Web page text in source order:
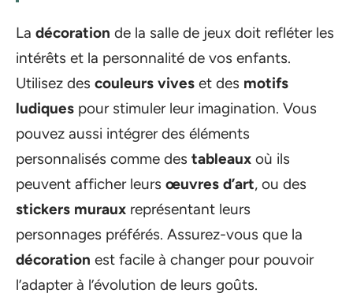
La décoration de la salle de jeux doit refléter les
intérêts et la personnalité de vos enfants.
Utilisez des couleurs vives et des motifs
ludiques pour stimuler leur imagination. Vous
pouvez aussi intégrer des éléments
personnalisés comme des tableaux où ils
peuvent afficher leurs œuvres d’art, ou des
stickers muraux représentant leurs
personnages préférés. Assurez-vous que la
décoration est facile à changer pour pouvoir
l’adapter à l’évolution de leurs goûts.